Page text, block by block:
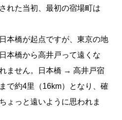
れた当初、最初の宿場町は
本橋が起点ですが、東京の地
本橋から高井戸って遠くな
ません。日本橋 → 高井戸宿
で約4里（16km）となり、確
ょっと遠いように思われま